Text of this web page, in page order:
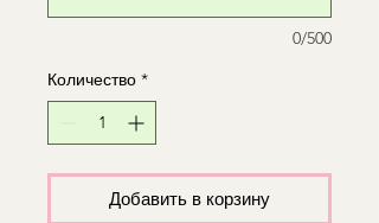
0/500
Количество *
Добавить в корзину